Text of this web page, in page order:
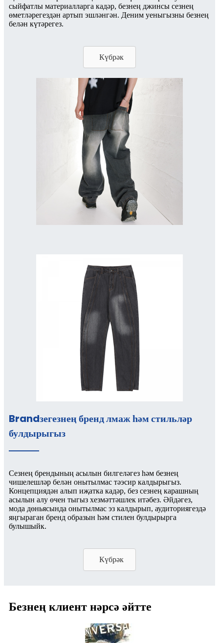
сыйфатлы материалларга кадәр, безнең джинсы сезнең
өметләрегездән артып эшләнгән. Деним уеныгызны безнең
белән күтәрегез.
Күбрәк
Brandзегезнең бренд лмаж һәм стильләр
булдырыгыз
Сезнең брендының асылын билгеләгез һәм безнең
чишелешләр белән онытылмас тәэсир калдырыгыз.
Концепциядән алып иҗатка кадәр, без сезнең карашның
асылын алу өчен тыгыз хезмәттәшлек итәбез. Әйдәгез,
мода дөньясында онытылмас эз калдырып, аудиториягездә
яңгыраган бренд образын һәм стилен булдырырга
булышыйк.
Күбрәк
Безнең клиент нәрсә әйтте